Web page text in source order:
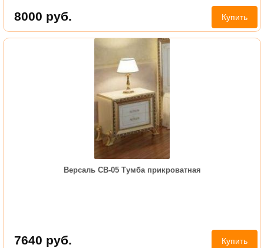
8000 руб. Купить
Версаль СВ-05 Тумба прикроватная
7640 руб. Купить